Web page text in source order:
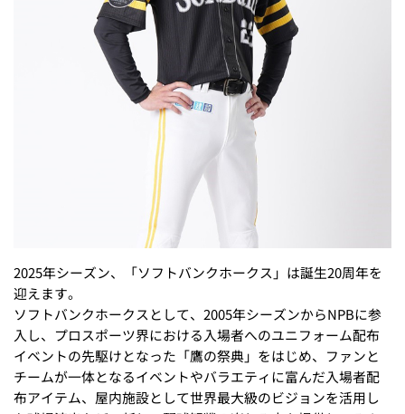
2025年シーズン、「ソフトバンクホークス」は誕生20周年を
迎えます。
ソフトバンクホークスとして、2005年シーズンからNPBに参
入し、プロスポーツ界における入場者へのユニフォーム配布
イベントの先駆けとなった「鷹の祭典」をはじめ、ファンと
チームが一体となるイベントやバラエティに富んだ入場者配
布アイテム、屋内施設として世界最大級のビジョンを活用し